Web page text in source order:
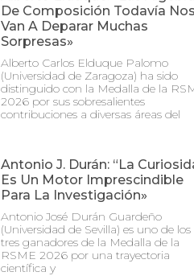
De Composición Todavía Nos
Van A Deparar Muchas
Sorpresas»
Alberto Carlos Elduque Palomo
(Universidad de Zaragoza) ha sido
distinguido con la Medalla de la
2026 por sus sobresalientes
contribuciones a diversas áreas del
Antonio J. Durán: “La
Es Un Motor Imprescindible
Para La Investigación»
Antonio José Durán Guardeño
(Universidad de Sevilla) es uno de los
tres ganadores de la Medalla de la
RSME 2026 por una trayectoria
científica y